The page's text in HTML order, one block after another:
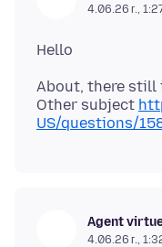
4.06.26 г.,
About, there still
Other subject
US/questions/
Agent
4.06.26 г.,